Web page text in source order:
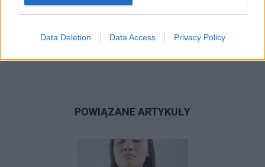
Data Deletion Data Access Privacy Policy
POWIĄZANE ARTYKUŁY